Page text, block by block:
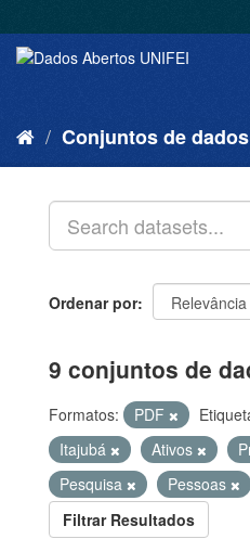
Conjuntos de dados
Ordenar por
9 conjuntos de
Formatos: PDF
Itajubá
Ativos
Pesquisa
Pessoas
Filtrar Resultados